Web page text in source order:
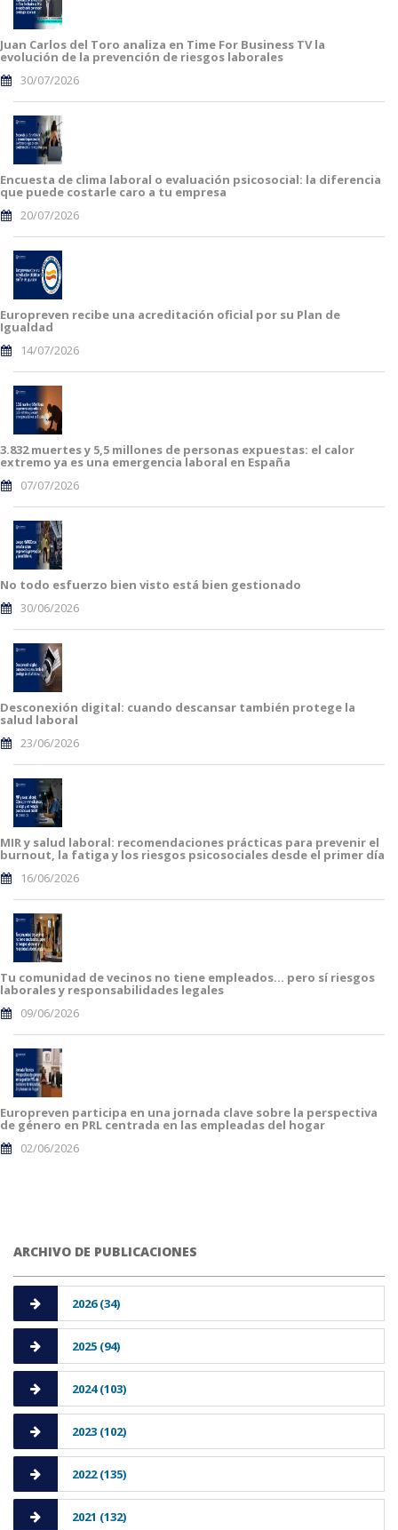
Juan Carlos del Toro analiza en Time For Business TV la
evolución de la prevención de riesgos laborales
30/07/2026
Encuesta de clima laboral o evaluación psicosocial: la diferencia
que puede costarle caro a tu empresa
20/07/2026
Europreven recibe una acreditación oficial por su Plan de
Igualdad
14/07/2026
3.832 muertes y 5,5 millones de personas expuestas: el calor
extremo ya es una emergencia laboral en España
07/07/2026
No todo esfuerzo bien visto está bien gestionado
30/06/2026
Desconexión digital: cuando descansar también protege la
salud laboral
23/06/2026
MIR y salud laboral: recomendaciones prácticas para prevenir el
burnout, la fatiga y los riesgos psicosociales desde el primer día
16/06/2026
Tu comunidad de vecinos no tiene empleados… pero sí riesgos
laborales y responsabilidades legales
09/06/2026
Europreven participa en una jornada clave sobre la perspectiva
de género en PRL centrada en las empleadas del hogar
02/06/2026
ARCHIVO DE PUBLICACIONES
2026 (34)
2025 (94)
2024 (103)
2023 (102)
2022 (135)
2021 (132)